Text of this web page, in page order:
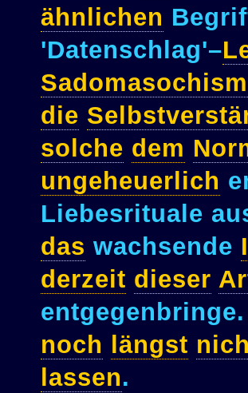
ähnlichen
'Datenschlag'–
die
solche dem
ungeheuerlich
Liebesrituale
das wachsende
derzeit dieser
noch
längst
lassen.